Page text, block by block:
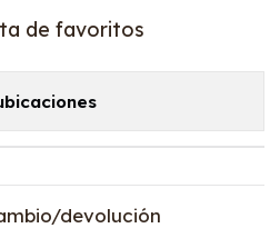
de favoritos
devolución